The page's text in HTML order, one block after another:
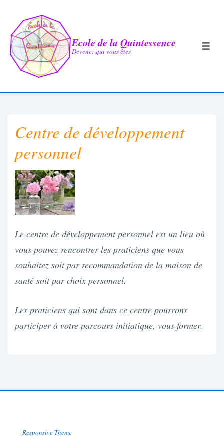
passer
contenu
principal
Ecole de la Quintessence
Devenez qui vous êtes
Centre de développement
personnel
Le centre de développement personnel est un lieu où
vous pouvez rencontrer les praticiens que vous
souhaitez soit par recommandation de la maison de
santé soit par choix personnel.
Les praticiens qui sont dans ce centre pourrons
participer à votre parcours initiatique, vous former.
Responsive Theme